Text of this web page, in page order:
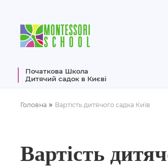
Початкова Школа
Дитячий садок в Києві
Головна » Вартість дитячого садка Київ
Вартість